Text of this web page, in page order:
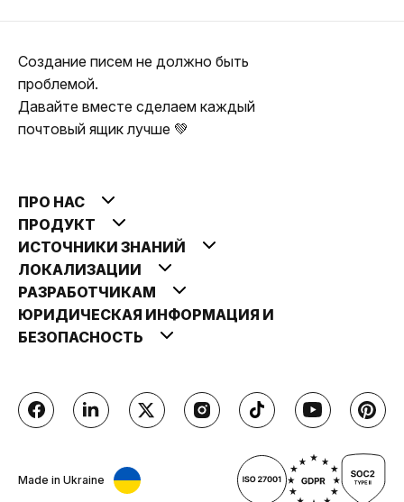
Создание писем не должно быть
проблемой.
Давайте вместе сделаем каждый
почтовый ящик лучше 💚
ПРО НАС
ПРОДУКТ
ИСТОЧНИКИ ЗНАНИЙ
ЛОКАЛИЗАЦИИ
РАЗРАБОТЧИКАМ
ЮРИДИЧЕСКАЯ ИНФОРМАЦИЯ И
БЕЗОПАСНОСТЬ
Made in Ukraine